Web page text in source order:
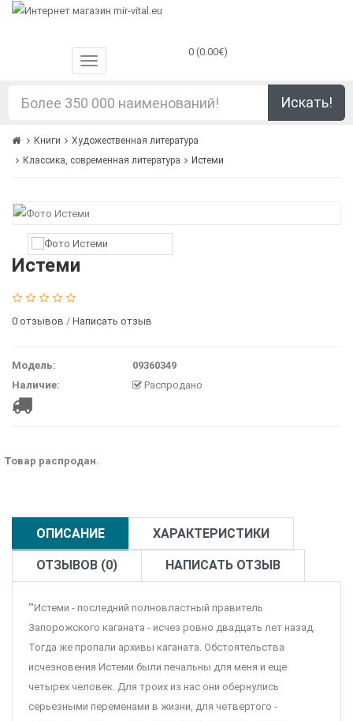
0 (0.00€)
Искать!
Книги
Художественная литература
Классика, современная литература
Истеми
Истеми
0 отзывов / Написать отзыв
Модель:
09360349
Наличие:
Распродано
Товар распродан.
ОПИСАНИЕ ХАРАКТЕРИСТИКИ
ОТЗЫВОВ (0) НАПИСАТЬ ОТЗЫВ
"'Истеми - последний полновластный правитель
Запорожского каганата - исчез ровно двадцать лет назад.
Тогда же пропали архивы каганата. Обстоятельства
исчезновения Истеми были печальны для меня и еще
четырех человек. Для троих из нас они обернулись
серьезными переменами в жизни, для четвертого -